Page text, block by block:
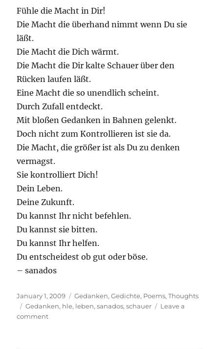
Fühle die Macht in Dir!
Die Macht die überhand nimmt wenn Du sie
läßt.
Die Macht die Dich wärmt.
Die Macht die Dir kalte Schauer über den
Rücken laufen läßt.
Eine Macht die so unendlich scheint.
Durch Zufall entdeckt.
Mit bloßen Gedanken in Bahnen gelenkt.
Doch nicht zum Kontrollieren ist sie da.
Die Macht, die größer ist als Du zu denken
vermagst.
Sie kontrolliert Dich!
Dein Leben.
Deine Zukunft.
Du kannst Ihr nicht befehlen.
Du kannst sie bitten.
Du kannst Ihr helfen.
Du entscheidest ob gut oder böse.
– sanados
Posted
on
January 1, 2009 Categories
Gedanken,Gedichte, Poems,Thoughts
Tags
Gedanken, hle, leben,sanados,schauer
Leave a
commenton